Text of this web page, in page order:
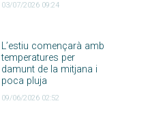
03/07/2026 09:24
L’estiu començarà amb
temperatures per
damunt de la mitjana i
poca pluja
09/06/2026 02:52